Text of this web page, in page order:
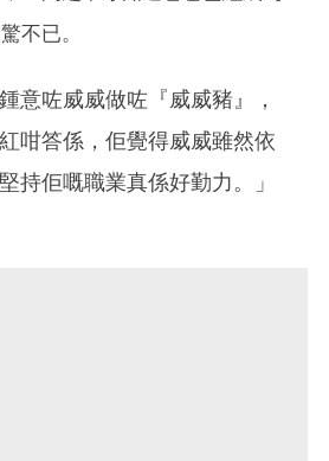
不已。
意咗威威做咗『威威豬』，
咁答係，佢覺得威威雖然依
持佢嘅職業真係好勤力。」